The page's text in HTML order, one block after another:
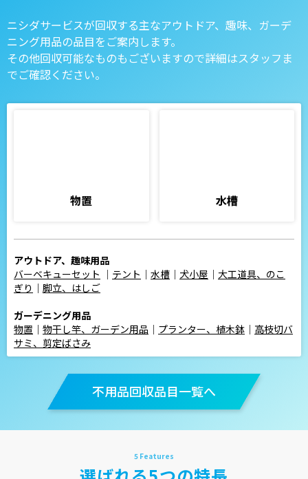
ニシダサービスが回収する主なアウトドア、趣味、ガーデ
ニング用品の品目をご案内します。
その他回収可能なものもございますので詳細はスタッフま
でご確認ください。
物置 水槽
アウトドア、趣味用品
バーベキューセット ｜ テント ｜ 水槽 ｜ 犬小屋 ｜ 大工道具、のこ
ぎり ｜ 脚立、はしご
ガーデニング用品
物置 ｜ 物干し竿、ガーデン用品 ｜ プランター、植木鉢 ｜ 高枝切バ
サミ、剪定ばさみ
不用品回収品目一覧へ